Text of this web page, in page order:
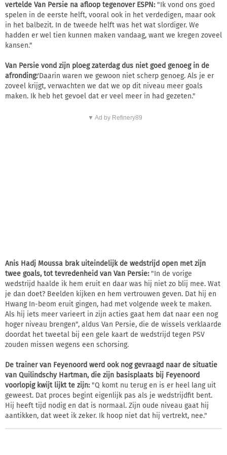
vertelde Van Persie na afloop tegenover ESPN:"Ik vond ons goed
spelen in de eerste helft, vooral ook in het verdedigen, maar ook
in het balbezit. In de tweede helft was het wat slordiger. We
hadden er wel tien kunnen maken vandaag, want we kregen zoveel
kansen."
Van Persie vond zijn ploeg zaterdag dus niet goed genoeg in de
afronding:'Daarin waren we gewoon niet scherp genoeg. Als je er
zoveel krijgt, verwachten we dat we op dit niveau meer goals
maken. Ik heb het gevoel dat er veel meer in had gezeten."
▼ Ad by Refinery89
Anis Hadj Moussa brak uiteindelijk de wedstrijd open met zijn
twee goals, tot tevredenheid van Van Persie:"In de vorige
wedstrijd haalde ik hem eruit en daar was hij niet zo blij mee. Wat
je dan doet? Beelden kijken en hem vertrouwen geven. Dat hij en
Hwang In-beom eruit gingen, had met volgende week te maken.
Als hij iets meer varieert in zijn acties gaat hem dat naar een nog
hoger niveau brengen", aldus Van Persie, die de wissels verklaarde
doordat het tweetal bij een gele kaart de wedstrijd tegen PSV
zouden missen wegens een schorsing.
De trainer van Feyenoord werd ook nog gevraagd naar de situatie
van Quilindschy Hartman, die zijn basisplaats bij Feyenoord
voorlopig kwijt lijkt te zijn:"Q komt nu terug en is er heel lang uit
geweest. Dat proces begint eigenlijk pas als je wedstrijdfit bent.
Hij heeft tijd nodig en dat is normaal. Zijn oude niveau gaat hij
aantikken, dat weet ik zeker. Ik hoop niet dat hij vertrekt, nee."